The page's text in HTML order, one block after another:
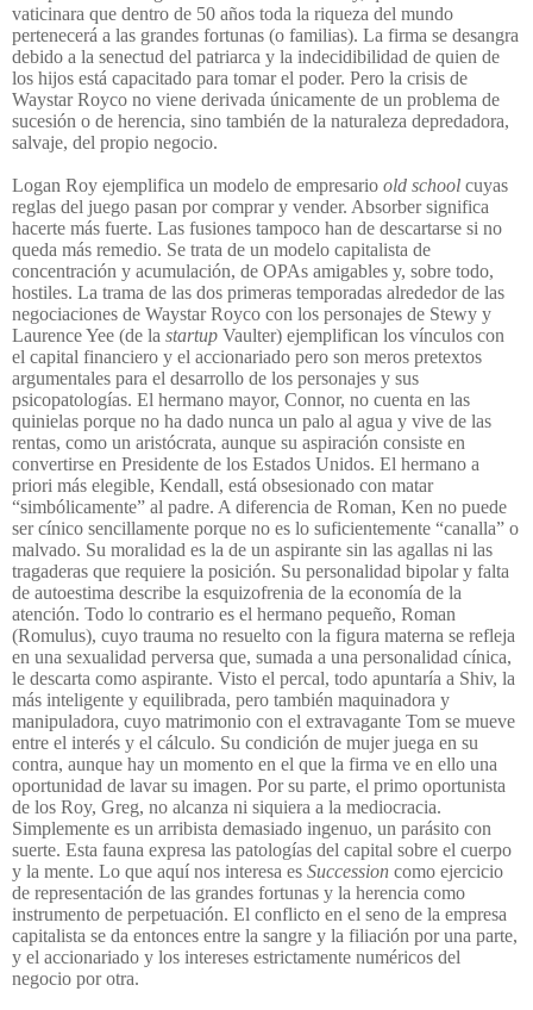
vaticinara que dentro de 50 años toda la riqueza del mundo
pertenecerá a las grandes fortunas (o familias). La firma se desangra
debido a la senectud del patriarca y la indecidibilidad de quien de
los hijos está capacitado para tomar el poder. Pero la crisis de
Waystar Royco no viene derivada únicamente de un problema de
sucesión o de herencia, sino también de la naturaleza depredadora,
salvaje, del propio negocio.
Logan Roy ejemplifica un modelo de empresario old school cuyas
reglas del juego pasan por comprar y vender. Absorber significa
hacerte más fuerte. Las fusiones tampoco han de descartarse si no
queda más remedio. Se trata de un modelo capitalista de
concentración y acumulación, de OPAs amigables y, sobre todo,
hostiles. La trama de las dos primeras temporadas alrededor de las
negociaciones de Waystar Royco con los personajes de Stewy y
Laurence Yee (de la startup Vaulter) ejemplifican los vínculos con
el capital financiero y el accionariado pero son meros pretextos
argumentales para el desarrollo de los personajes y sus
psicopatologías. El hermano mayor, Connor, no cuenta en las
quinielas porque no ha dado nunca un palo al agua y vive de las
rentas, como un aristócrata, aunque su aspiración consiste en
convertirse en Presidente de los Estados Unidos. El hermano a
priori más elegible, Kendall, está obsesionado con matar
“simbólicamente” al padre. A diferencia de Roman, Ken no puede
ser cínico sencillamente porque no es lo suficientemente “canalla” o
malvado. Su moralidad es la de un aspirante sin las agallas ni las
tragaderas que requiere la posición. Su personalidad bipolar y falta
de autoestima describe la esquizofrenia de la economía de la
atención. Todo lo contrario es el hermano pequeño, Roman
(Romulus), cuyo trauma no resuelto con la figura materna se refleja
en una sexualidad perversa que, sumada a una personalidad cínica,
le descarta como aspirante. Visto el percal, todo apuntaría a Shiv, la
más inteligente y equilibrada, pero también maquinadora y
manipuladora, cuyo matrimonio con el extravagante Tom se mueve
entre el interés y el cálculo. Su condición de mujer juega en su
contra, aunque hay un momento en el que la firma ve en ello una
oportunidad de lavar su imagen. Por su parte, el primo oportunista
de los Roy, Greg, no alcanza ni siquiera a la mediocracia.
Simplemente es un arribista demasiado ingenuo, un parásito con
suerte. Esta fauna expresa las patologías del capital sobre el cuerpo
y la mente. Lo que aquí nos interesa es Succession como ejercicio
de representación de las grandes fortunas y la herencia como
instrumento de perpetuación. El conflicto en el seno de la empresa
capitalista se da entonces entre la sangre y la filiación por una parte,
y el accionariado y los intereses estrictamente numéricos del
negocio por otra.